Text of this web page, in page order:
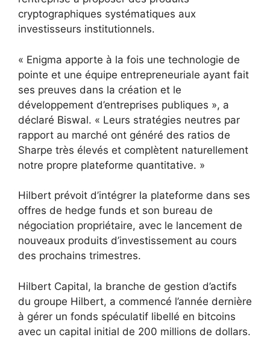
cryptographiques systématiques aux
investisseurs institutionnels.
« Enigma apporte à la fois une technologie de
pointe et une équipe entrepreneuriale ayant fait
ses preuves dans la création et le
développement d’entreprises publiques », a
déclaré Biswal. « Leurs stratégies neutres par
rapport au marché ont généré des ratios de
Sharpe très élevés et complètent naturellement
notre propre plateforme quantitative. »
Hilbert prévoit d’intégrer la plateforme dans ses
offres de hedge funds et son bureau de
négociation propriétaire, avec le lancement de
nouveaux produits d’investissement au cours
des prochains trimestres.
Hilbert Capital, la branche de gestion d’actifs
du groupe Hilbert, a commencé l’année dernière
à gérer un fonds spéculatif libellé en bitcoins
avec un capital initial de 200 millions de dollars.